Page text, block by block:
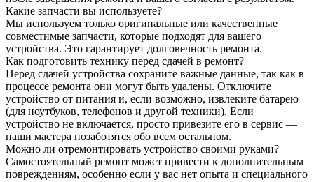
Какие запчасти вы используете?
Мы используем только оригинальные или качественные
совместимые запчасти, которые подходят для вашего
устройства. Это гарантирует долговечность ремонта.
Как подготовить технику перед сдачей в ремонт?
Перед сдачей устройства сохраните важные данные, так как в
процессе ремонта они могут быть удалены. Отключите
устройство от питания и, если возможно, извлеките батарею
(для ноутбуков, телефонов и другой техники). Если
устройство не включается, просто привезите его в сервис —
наши мастера позаботятся обо всем остальном.
Можно ли отремонтировать устройство своими руками?
Самостоятельный ремонт может привести к дополнительным
повреждениям, особенно если у вас нет опыта и специального